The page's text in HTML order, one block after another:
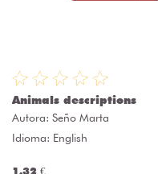
Animals descriptions
Autora: Seño Marta
Idioma: English
1.32 €